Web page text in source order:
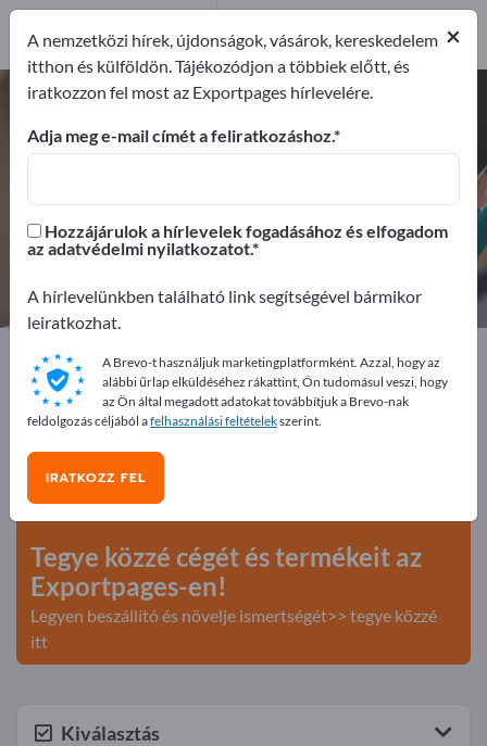
Íróasztal szükséglet – gyártók és
beszállítók keresése
Forgalmazó
Exportpages Irodaszerek Íróasztal szükséglet
Hirdessen ingyen az Exportpages-
en!
Keresés – Ajánlatok – Használt áruk – Üzleti kapcsolatok
>> kezdje itt
Tegye közzé cégét és termékeit az
Exportpages-en!
Legyen beszállító és növelje ismertségét>> tegye közzé
itt
Kiválasztás
×
A nemzetközi hírek, újdonságok, vásárok, kereskedelem
itthon és külföldön. Tájékozódjon a többiek előtt, és
iratkozzon fel most az Exportpages hírlevelére.
Adja meg e-mail címét a feliratkozáshoz.
Hozzájárulok a hírlevelek fogadásához és elfogadom
az adatvédelmi nyilatkozatot.
A hírlevelünkben található link segítségével bármikor
leiratkozhat.
A Brevo-t használjuk marketingplatformként. Azzal, hogy az
alábbi űrlap elküldéséhez rákattint, Ön tudomásul veszi, hogy
az Ön által megadott adatokat továbbítjuk a Brevo-nak
feldolgozás céljából afelhasználási feltételekszerint.
IRATKOZZ FEL